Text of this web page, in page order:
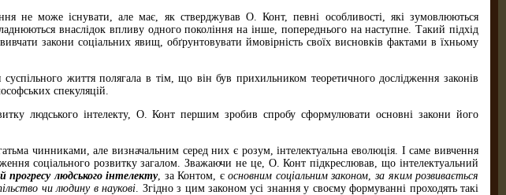
не може існувати, але має, як стверджував О. Конт, певні особ­ливості, які зумовлюються
внаслідок впливу одного покоління на інше, попереднього на наступне. Такий підхід
закони соціальних явищ, обґрунтовувати ймовірність своїх висновків фактами в їхньому
життя полягала в тім, що він був прихильником теоретичного дослідження законів
спекуляцій.
людського інтелекту, О. Конт першим зробив спробу сфор­мулювати основні закони його
чинниками, але визначальним серед них є розум, інтелектуальна еволюція. І саме вивчення
соціального розвитку загалом. Зважаючи не це, О. Конт підкреслював, що інтелектуальний
прогресу людського інтелекту, за Контом, єосновним соціальним законом, за яким розвивається
чи людину в наукові. Згідно з цим законом усі знання у своєму формуванні проходять такі